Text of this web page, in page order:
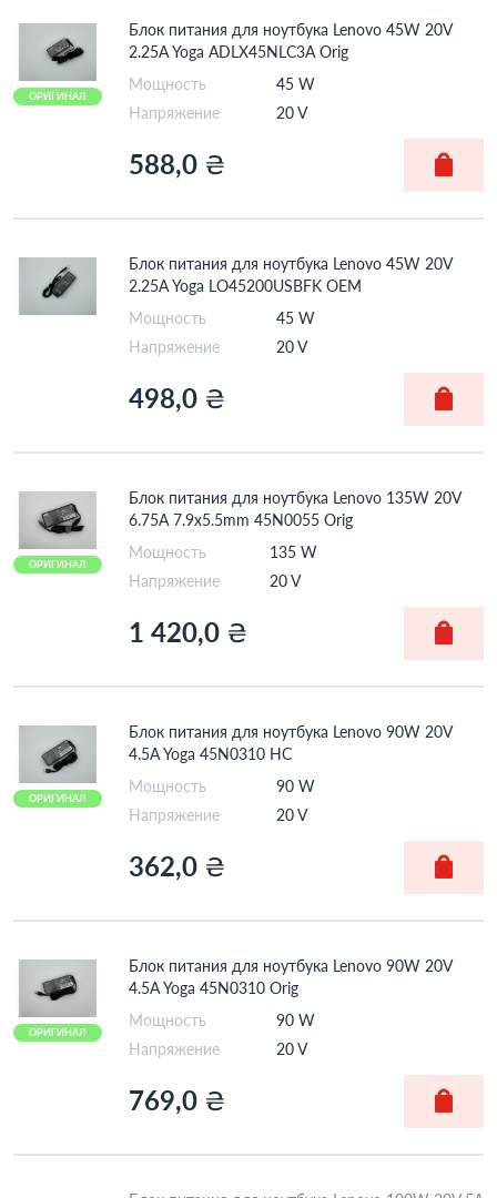
X41 X60
X61
ОРИГИНАЛ
Блок питания для ноутбука Lenovo 45W 20V
2.25A Yoga ADLX45NLC3A Orig
Мощность
45 W
Напряжение
20 V
588,0 ₴
Блок питания для ноутбука Lenovo 45W 20V
2.25A Yoga LO45200USBFK OEM
Мощность
45 W
Напряжение
20 V
498,0 ₴
ОРИГИНАЛ
Блок питания для ноутбука Lenovo 135W 20V
6.75A 7.9x5.5mm 45N0055 Orig
Мощность
135 W
Напряжение
20 V
1 420,0 ₴
ОРИГИНАЛ
Блок питания для ноутбука Lenovo 90W 20V
4.5A Yoga 45N0310 HC
Мощность
90 W
Напряжение
20 V
362,0 ₴
ОРИГИНАЛ
Блок питания для ноутбука Lenovo 90W 20V
4.5A Yoga 45N0310 Orig
Мощность
90 W
Напряжение
20 V
769,0 ₴